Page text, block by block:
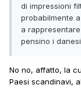
di impressioni
probabilmente
a
pensino i danesi
No no, affatto, la
Paesi scandinavi,